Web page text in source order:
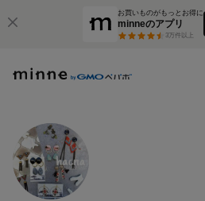
お買いものがもっとお得に
minneのアプリ
3万件以上